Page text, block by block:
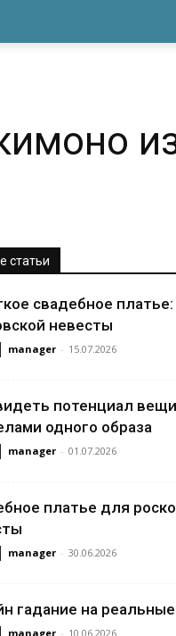
статьи
свадебное платье:
невесты
manager - 15.07.2026
потенциал
одного образа
manager - 01.07.2026
платье для
manager - 30.06.2026
гадание на реальные
manager - 10.06.2026